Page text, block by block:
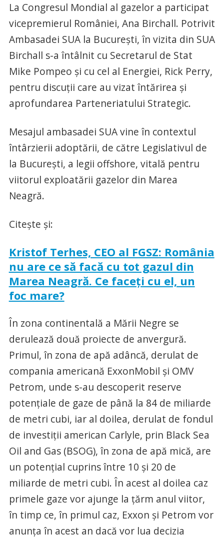
La Congresul Mondial al gazelor a participat
vicepremierul României, Ana Birchall. Potrivit
Ambasadei SUA la Bucureşti, în vizita din SUA
Birchall s-a întâlnit cu Secretarul de Stat
Mike Pompeo şi cu cel al Energiei, Rick Perry,
pentru discuţii care au vizat întărirea şi
aprofundarea Parteneriatului Strategic.
Mesajul ambasadei SUA vine în contextul
întârzierii adoptării, de către Legislativul de
la Bucureşti, a legii offshore, vitală pentru
viitorul exploatării gazelor din Marea
Neagră.
Citeşte şi:
Kristof Terhes, CEO al FGSZ: România
nu are ce să facă cu tot gazul din
Marea Neagră. Ce faceţi cu el, un
foc mare?
În zona continentală a Mării Negre se
derulează două proiecte de anvergură.
Primul, în zona de apă adâncă, derulat de
compania americană ExxonMobil şi OMV
Petrom, unde s-au descoperit reserve
potenţiale de gaze de până la 84 de miliarde
de metri cubi, iar al doilea, derulat de fondul
de investiţii american Carlyle, prin Black Sea
Oil and Gas (BSOG), în zona de apă mică, are
un potenţial cuprins între 10 şi 20 de
miliarde de metri cubi. În acest al doilea caz
primele gaze vor ajunge la ţărm anul viitor,
în timp ce, în primul caz, Exxon şi Petrom vor
anunţa în acest an dacă vor lua decizia